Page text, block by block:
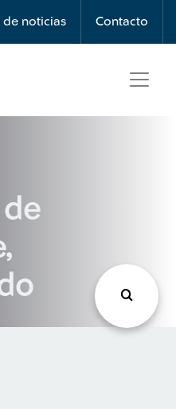
de noticias Contacto